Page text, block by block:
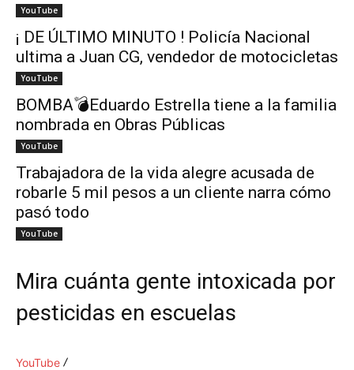
YouTube
¡ DE ÚLTIMO MINUTO ! Policía Nacional
ultima a Juan CG, vendedor de motocicletas
YouTube
BOMBA💣Eduardo Estrella tiene a la familia
nombrada en Obras Públicas
YouTube
Trabajadora de la vida alegre acusada de
robarle 5 mil pesos a un cliente narra cómo
pasó todo
YouTube
Mira cuánta gente intoxicada por
pesticidas en escuelas
YouTube